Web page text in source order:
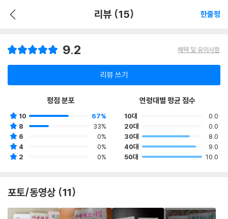
리뷰 (15) 한줄평
9.2 혜택 및 유의사항
리뷰 쓰기
평점 분포
10
67%
8
33%
6
0%
4
0%
2
0%
연령대별 평균 점수
10대
0.0
20대
0.0
30대
8.0
40대
9.0
50대
10.0
포토/동영상 (11)